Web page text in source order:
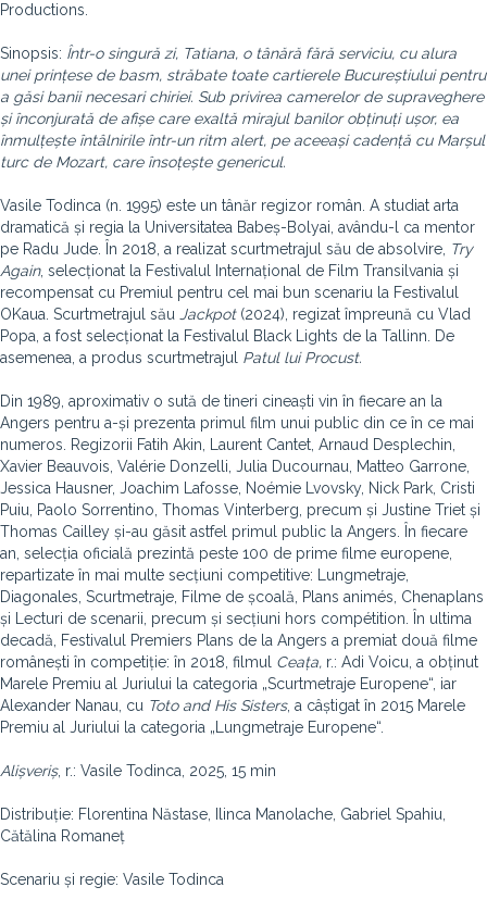
Productions.
Sinopsis: Într-o singură zi, Tatiana, o tânără fără serviciu, cu alura
unei prințese de basm, străbate toate cartierele Bucureștiului pentru
a găsi banii necesari chiriei. Sub privirea camerelor de supraveghere
și înconjurată de afișe care exaltă mirajul banilor obținuți ușor, ea
înmulțește întâlnirile într-un ritm alert, pe aceeași cadență cu Marșul
turc de Mozart, care însoțește genericul.
Vasile Todinca (n. 1995) este un tânăr regizor român. A studiat arta
dramatică și regia la Universitatea Babeș-Bolyai, avându-l ca mentor
pe Radu Jude. În 2018, a realizat scurtmetrajul său de absolvire, Try
Again, selecționat la Festivalul Internațional de Film Transilvania și
recompensat cu Premiul pentru cel mai bun scenariu la Festivalul
OKaua. Scurtmetrajul său Jackpot(2024), regizat împreună cu Vlad
Popa, a fost selecționat la Festivalul Black Lights de la Tallinn. De
asemenea, a produs scurtmetrajul Patul lui Procust.
Din 1989, aproximativ o sută de tineri cineaști vin în fiecare an la
Angers pentru a-și prezenta primul film unui public din ce în ce mai
numeros. Regizorii Fatih Akin, Laurent Cantet, Arnaud Desplechin,
Xavier Beauvois, Valérie Donzelli, Julia Ducournau, Matteo Garrone,
Jessica Hausner, Joachim Lafosse, Noémie Lvovsky, Nick Park, Cristi
Puiu, Paolo Sorrentino, Thomas Vinterberg, precum și Justine Triet și
Thomas Cailley și-au găsit astfel primul public la Angers. În fiecare
an, selecția oficială prezintă peste 100 de prime filme europene,
repartizate în mai multe secțiuni competitive: Lungmetraje,
Diagonales, Scurtmetraje, Filme de școală, Plans animés, Chenaplans
și Lecturi de scenarii, precum și secțiuni hors compétition. În ultima
decadă, Festivalul Premiers Plans de la Angers a premiat două filme
românești în competiție: în 2018, filmul Ceața, r.: Adi Voicu, a obținut
Marele Premiu al Juriului la categoria „Scurtmetraje Europene“, iar
Alexander Nanau, cu Toto and His Sisters, a câștigat în 2015 Marele
Premiu al Juriului la categoria „Lungmetraje Europene“.
Alișveriș, r.: Vasile Todinca, 2025, 15 min
Distribuție: Florentina Năstase, Ilinca Manolache, Gabriel Spahiu,
Cătălina Romaneț
Scenariu și regie: Vasile Todinca